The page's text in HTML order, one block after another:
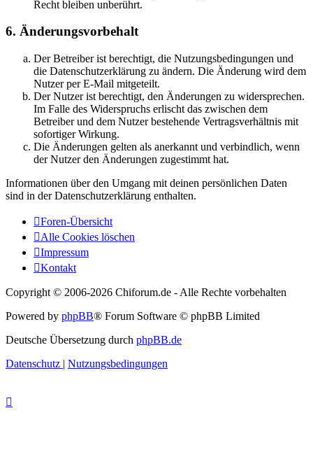
Recht bleiben unberührt.
6. Änderungsvorbehalt
Der Betreiber ist berechtigt, die Nutzungsbedingungen und
die Datenschutzerklärung zu ändern. Die Änderung wird dem
Nutzer per E-Mail mitgeteilt.
Der Nutzer ist berechtigt, den Änderungen zu widersprechen.
Im Falle des Widerspruchs erlischt das zwischen dem
Betreiber und dem Nutzer bestehende Vertragsverhältnis mit
sofortiger Wirkung.
Die Änderungen gelten als anerkannt und verbindlich, wenn
der Nutzer den Änderungen zugestimmt hat.
Informationen über den Umgang mit deinen persönlichen Daten
sind in der Datenschutzerklärung enthalten.
Foren-Übersicht
Alle Cookies löschen
Impressum
Kontakt
Copyright © 2006-2026 Chiforum.de - Alle Rechte vorbehalten
Powered by phpBB® Forum Software © phpBB Limited
Deutsche Übersetzung durch phpBB.de
Datenschutz | Nutzungsbedingungen